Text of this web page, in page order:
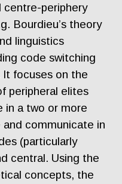
centre-periphery
Bourdieu’s theory
linguistics
code switching
focuses on the
peripheral elites
in a two or more
and communicate in
(particularly
central. Using the
concepts, the